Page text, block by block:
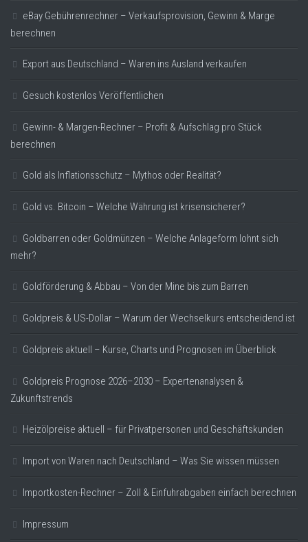
eBay Gebührenrechner – Verkaufsprovision, Gewinn & Marge
berechnen
Export aus Deutschland – Waren ins Ausland verkaufen
Gesuch kostenlos Veröffentlichen
Gewinn- & Margen-Rechner – Profit & Aufschlag pro Stück
berechnen
Gold als Inflationsschutz – Mythos oder Realität?
Gold vs. Bitcoin – Welche Währung ist krisensicherer?
Goldbarren oder Goldmünzen – Welche Anlageform lohnt sich
mehr?
Goldförderung & Abbau – Von der Mine bis zum Barren
Goldpreis & US-Dollar – Warum der Wechselkurs entscheidend ist
Goldpreis aktuell – Kurse, Charts und Prognosen im Überblick
Goldpreis Prognose 2026–2030 – Expertenanalysen &
Zukunftstrends
Heizölpreise aktuell – für Privatpersonen und Geschäftskunden
Import von Waren nach Deutschland – Was Sie wissen müssen
Importkosten-Rechner – Zoll & Einfuhrabgaben einfach berechnen
Impressum